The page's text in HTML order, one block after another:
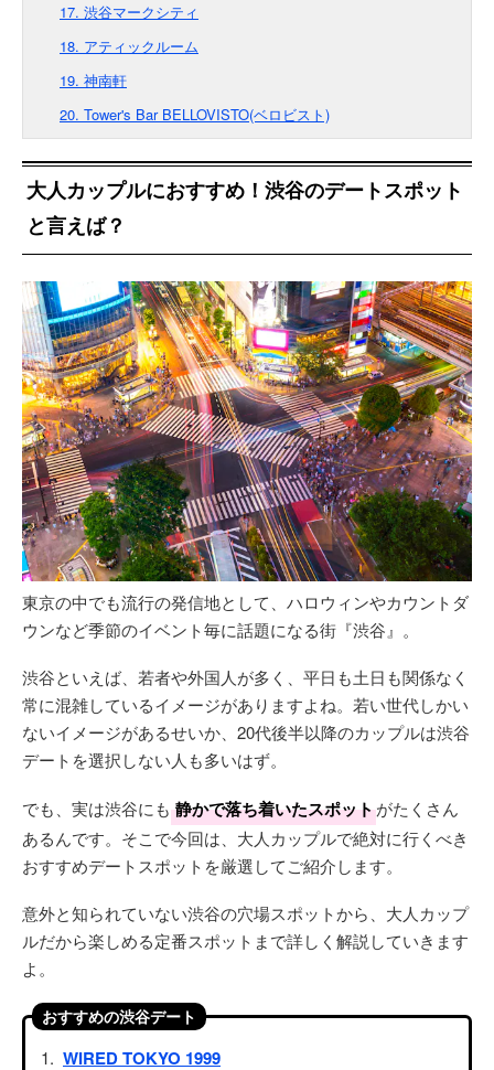
17. 渋谷マークシティ
18. アティックルーム
19. 神南軒
20. Tower's Bar BELLOVISTO(ベロビスト)
大人カップルにおすすめ！渋谷のデートスポット
と言えば？
東京の中でも流行の発信地として、ハロウィンやカウントダ
ウンなど季節のイベント毎に話題になる街『渋谷』。
渋谷といえば、若者や外国人が多く、平日も土日も関係なく
常に混雑しているイメージがありますよね。若い世代しかい
ないイメージがあるせいか、20代後半以降のカップルは渋谷
デートを選択しない人も多いはず。
でも、実は渋谷にも 静かで落ち着いたスポットがたくさん
あるんです。そこで今回は、大人カップルで絶対に行くべき
おすすめデートスポットを厳選してご紹介します。
意外と知られていない渋谷の穴場スポットから、大人カップ
ルだから楽しめる定番スポットまで詳しく解説していきます
よ。
おすすめの渋谷デート
WIRED TOKYO 1999